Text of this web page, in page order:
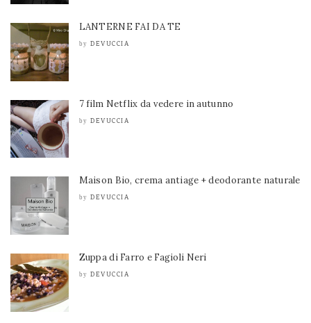
LANTERNE FAI DA TE
by DEVUCCIA
7 film Netflix da vedere in autunno
by DEVUCCIA
Maison Bio, crema antiage + deodorante naturale
by DEVUCCIA
Zuppa di Farro e Fagioli Neri
by DEVUCCIA